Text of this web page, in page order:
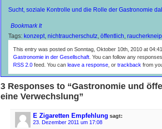
Sucht, soziale Kontrolle und die Rolle der Gastronomie
Bookmark It
Tags: konzept, nichtraucherschutz, öffentlich,
This entry was posted on Sonntag, Oktober 10th, 2010 at
Gastronomie in der Gesellschaft. You can follow any
RSS 2.0feed. You can leave a response, or trackback from
3 Responses to “Gastronomie und
eine Verwechslung”
E Zigaretten Empfehlung sagt:
23. Dezember 2011 um 17:08